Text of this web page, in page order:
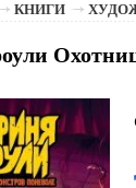
КНИГИ